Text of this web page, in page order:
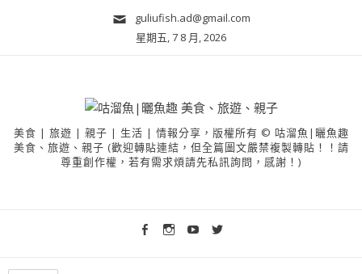
guliufish.ad@gmail.com
星期五, 7 8 月, 2026
美食 | 旅遊 | 親子 | 生活 | 情報分享，版權所有 © 咕溜魚|曬魚趣
美食、旅遊、親子 (歡迎轉貼連結，但全篇圖文嚴禁複製轉貼！！請
尊重創作權，若有需求煩請先私訊詢問，感謝！)